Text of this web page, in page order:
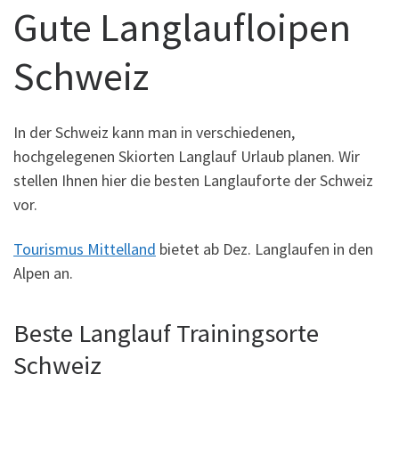
Gute Langlaufloipen
Schweiz
In der Schweiz kann man in verschiedenen,
hochgelegenen Skiorten Langlauf Urlaub planen. Wir
stellen Ihnen hier die besten Langlauforte der Schweiz
vor.
Tourismus Mittelland bietet ab Dez. Langlaufen in den
Alpen an.
Beste Langlauf Trainingsorte
Schweiz